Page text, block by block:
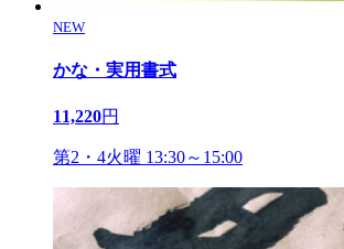
NEW
かな・実用書式
11,220円
第2・4火曜 13:30～15:00